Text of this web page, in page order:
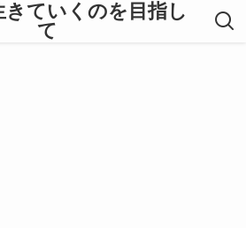
きていくのを目指し
て